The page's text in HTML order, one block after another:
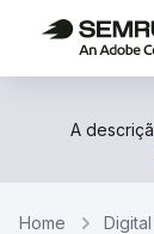
A
Home